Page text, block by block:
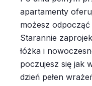
apartamenty
możesz
Starannie
łóżka i
poczujesz się jak
dzień pełen